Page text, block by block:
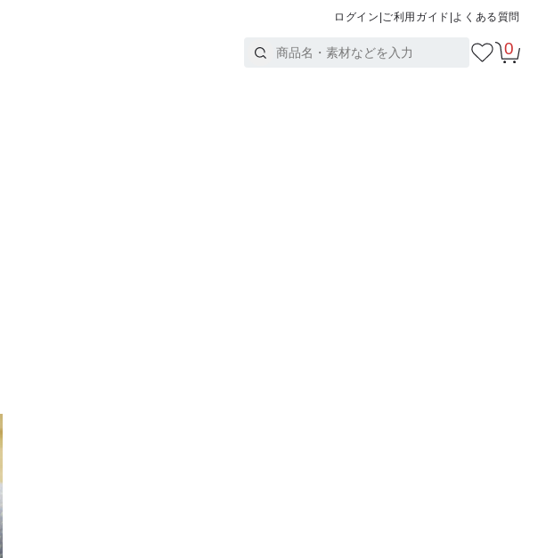
ログイン ご利用ガイド よくある質問
0